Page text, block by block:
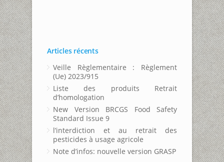
Articles récents
Veille Règlementaire : Règlement
(Ue) 2023/915
Liste des produits Retrait
d’homologation
New Version BRCGS Food Safety
Standard Issue 9
l’interdiction et au retrait des
pesticides à usage agricole
Note d’infos: nouvelle version GRASP